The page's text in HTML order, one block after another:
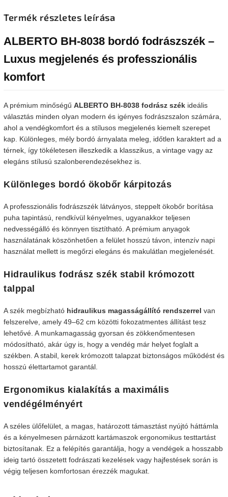
Termék részletes leírása
ALBERTO BH-8038 bordó fodrászszék –
Luxus megjelenés és professzionális
komfort
A prémium minőségű ALBERTO BH-8038 fodrász szék ideális
választás minden olyan modern és igényes fodrászszalon számára,
ahol a vendégkomfort és a stílusos megjelenés kiemelt szerepet
kap. Különleges, mély bordó árnyalata meleg, időtlen karaktert ad a
térnek, így tökéletesen illeszkedik a klasszikus, a vintage vagy az
elegáns stílusú szalonberendezésekhez is.
Különleges bordó ökobőr kárpitozás
A professzionális fodrászszék látványos, steppelt ökobőr borítása
puha tapintású, rendkívül kényelmes, ugyanakkor teljesen
nedvességálló és könnyen tisztítható. A prémium anyagok
használatának köszönhetően a felület hosszú távon, intenzív napi
használat mellett is megőrzi elegáns és makulátlan megjelenését.
Hidraulikus fodrász szék stabil krómozott
talppal
A szék megbízható hidraulikus magasságállító rendszerrel van
felszerelve, amely 49–62 cm közötti fokozatmentes állítást tesz
lehetővé. A munkamagasság gyorsan és zökkenőmentesen
módosítható, akár úgy is, hogy a vendég már helyet foglalt a
székben. A stabil, kerek krómozott talapzat biztonságos működést és
hosszú élettartamot garantál.
Ergonomikus kialakítás a maximális
vendégélményért
A széles ülőfelület, a magas, határozott támasztást nyújtó háttámla
és a kényelmesen párnázott kartámaszok ergonomikus testtartást
biztosítanak. Ez a felépítés garantálja, hogy a vendégek a hosszabb
ideig tartó összetett fodrászati kezelések vagy hajfestések során is
végig teljesen komfortosan érezzék magukat.